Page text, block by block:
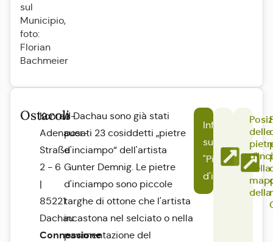
sul
Municipio,
foto:
Florian
Bachmeier
Ostacoli
Konrad-
Adenauer-
Straße
2 - 6
|
85221
Dachau
Connessione
A Dachau sono già stati
posati 23 cosiddetti „pietre
d'inciampo“ dell'artista
Gunter Demnig. Le pietre
d'inciampo sono piccole
targhe di ottone che l'artista
incastona nel selciato o nella
pavimentazione del
Informazioni
sul progetto
"Pietre
d'inciampo"
delle
nella